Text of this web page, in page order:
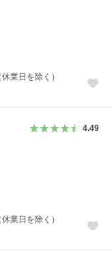
業日を除く）
4.49
業日を除く）